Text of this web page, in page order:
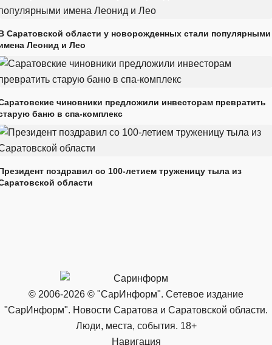
Саратовской области у новорожденных стали популярными
Леонид и Лео
чиновники предложили инвесторам превратить
баню в спа-комплекс
поздравил со 100-летием труженицу тыла из
области
© 2006-2026 © "СарИнформ". Сетевое издание
"СарИнформ". Новости Саратова и Саратовской области.
Люди, места, события. 18+
Навигация